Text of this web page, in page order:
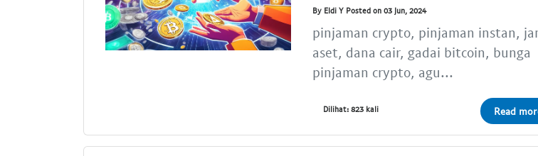
By Eldi Y Posted on 03 Jun, 2024
pinjaman crypto, pinjaman instan,
aset, dana cair, gadai bitcoin, bunga
pinjaman crypto, agu...
Dilihat: 823 kali Read